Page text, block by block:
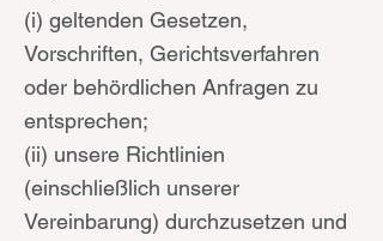
(i) geltenden Gesetzen,
Vorschriften, Gerichtsverfahren
oder behördlichen Anfragen zu
entsprechen;
(ii) unsere Richtlinien
(einschließlich unserer
Vereinbarung) durchzusetzen und